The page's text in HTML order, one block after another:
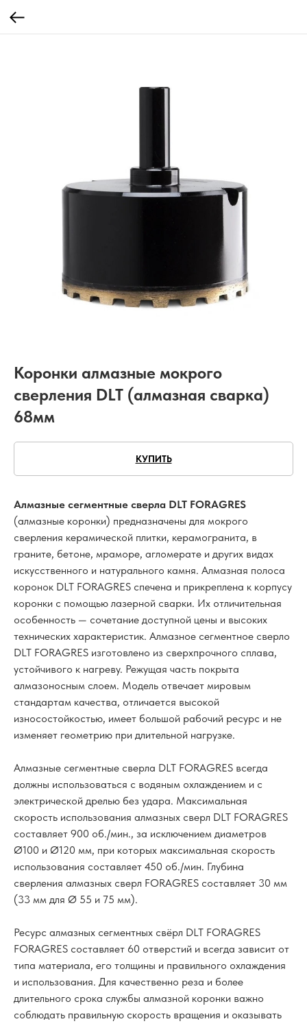
Коронки алмазные мокрого
сверления DLT (алмазная сварка)
68мм
КУПИТЬ
Алмазные сегментные сверла DLT FORAGRES
(алмазные коронки) предназначены для мокрого
сверления керамической плитки, керамогранита, в
граните, бетоне, мраморе, агломерате и других видах
искусственного и натурального камня. Алмазная полоса
коронок DLT FORAGRES спечена и прикреплена к корпусу
коронки с помощью лазерной сварки. Их отличительная
особенность — сочетание доступной цены и высоких
технических характеристик. Алмазное сегментное сверло
DLT FORAGRES изготовлено из сверхпрочного сплава,
устойчивого к нагреву. Режущая часть покрыта
алмазоносным слоем. Модель отвечает мировым
стандартам качества, отличается высокой
износостойкостью, имеет большой рабочий ресурс и не
изменяет геометрию при длительной нагрузке.
Алмазные сегментные сверла DLT FORAGRES всегда
должны использоваться с водяным охлаждением и с
электрической дрелью без удара. Максимальная
скорость использования алмазных сверл DLT FORAGRES
составляет 900 об./мин., за исключением диаметров
Ø100 и Ø120 мм, при которых максимальная скорость
использования составляет 450 об./мин. Глубина
сверления алмазных сверл FORAGRES составляет 30 мм
(33 мм для Ø 55 и 75 мм).
Ресурс алмазных сегментных свёрл DLT FORAGRES
FORAGRES составляет 60 отверстий и всегда зависит от
типа материала, его толщины и правильного охлаждения
и использования. Для качественно реза и более
длительного срока службы алмазной коронки важно
соблюдать правильную скорость вращения и оказывать